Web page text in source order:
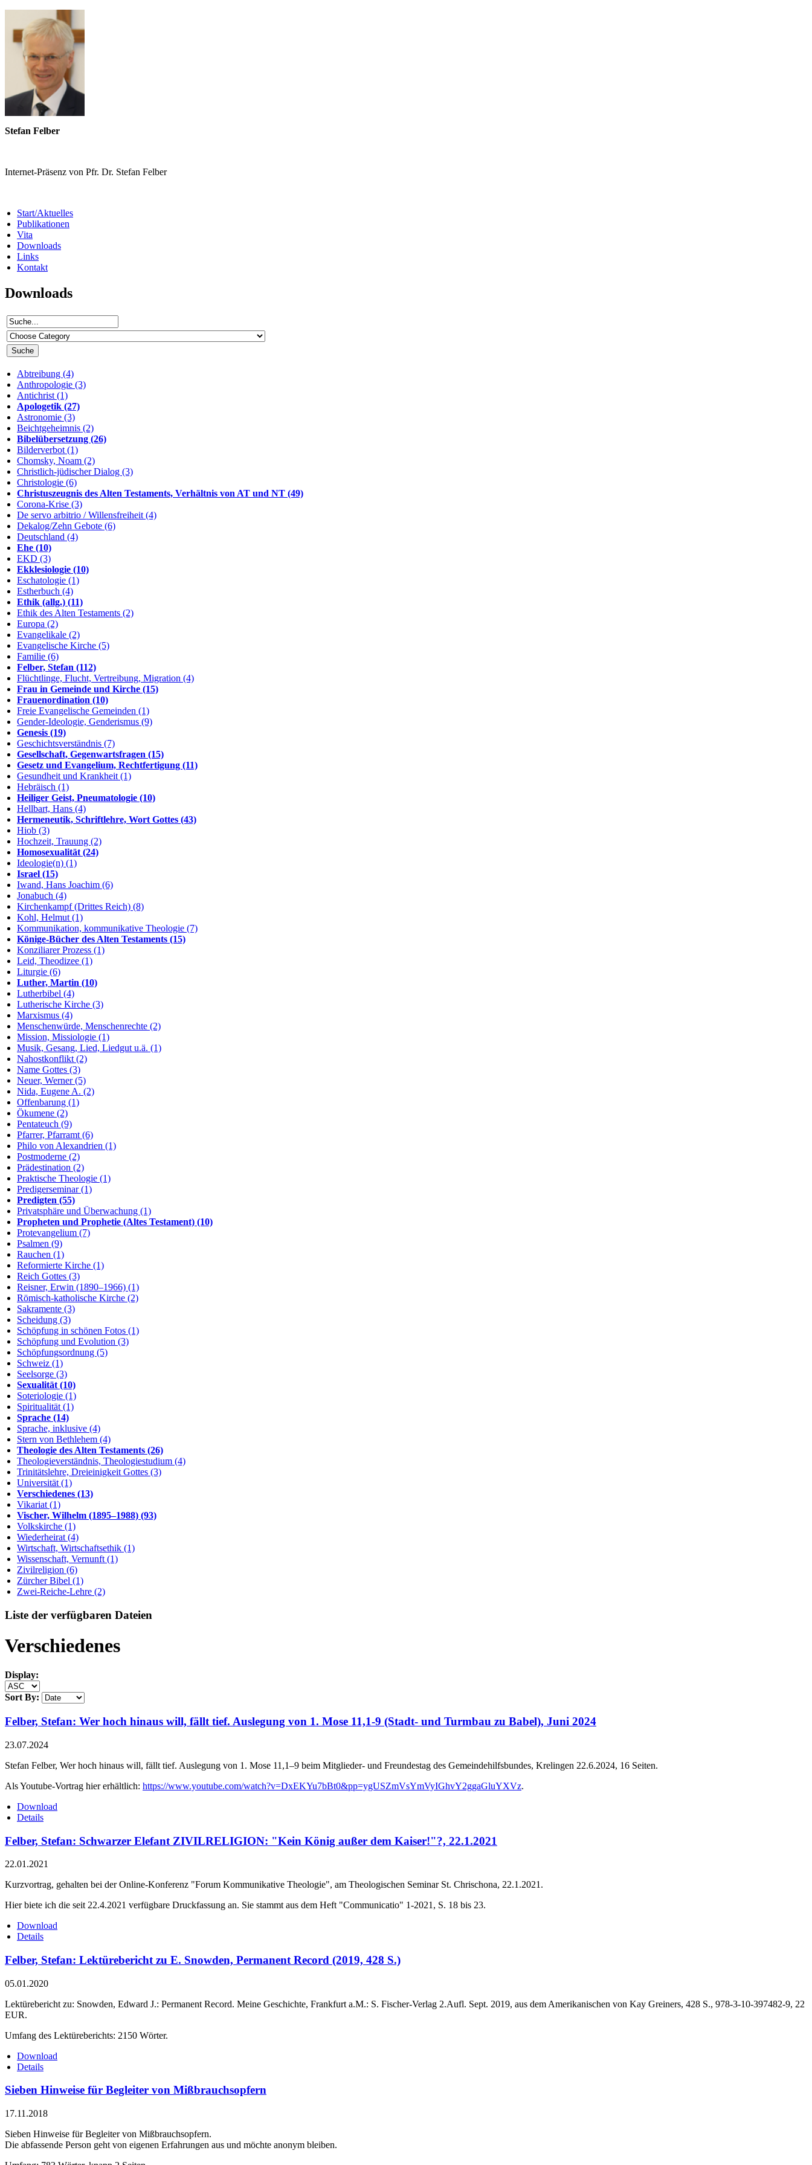
Stefan Felber
Internet-Präsenz von Pfr. Dr. Stefan Felber
Start/Aktuelles
Publikationen
Vita
Downloads
Links
Kontakt
Downloads
Abtreibung (4)
Anthropologie (3)
Antichrist (1)
Apologetik (27)
Astronomie (3)
Beichtgeheimnis (2)
Bibelübersetzung (26)
Bilderverbot (1)
Chomsky, Noam (2)
Christlich-jüdischer Dialog (3)
Christologie (6)
Christuszeugnis des Alten Testaments, Verhältnis von AT und NT (49)
Corona-Krise (3)
De servo arbitrio / Willensfreiheit (4)
Dekalog/Zehn Gebote (6)
Deutschland (4)
Ehe (10)
EKD (3)
Ekklesiologie (10)
Eschatologie (1)
Estherbuch (4)
Ethik (allg.) (11)
Ethik des Alten Testaments (2)
Europa (2)
Evangelikale (2)
Evangelische Kirche (5)
Familie (6)
Felber, Stefan (112)
Flüchtlinge, Flucht, Vertreibung, Migration (4)
Frau in Gemeinde und Kirche (15)
Frauenordination (10)
Freie Evangelische Gemeinden (1)
Gender-Ideologie, Genderismus (9)
Genesis (19)
Geschichtsverständnis (7)
Gesellschaft, Gegenwartsfragen (15)
Gesetz und Evangelium, Rechtfertigung (11)
Gesundheit und Krankheit (1)
Hebräisch (1)
Heiliger Geist, Pneumatologie (10)
Hellbart, Hans (4)
Hermeneutik, Schriftlehre, Wort Gottes (43)
Hiob (3)
Hochzeit, Trauung (2)
Homosexualität (24)
Ideologie(n) (1)
Israel (15)
Iwand, Hans Joachim (6)
Jonabuch (4)
Kirchenkampf (Drittes Reich) (8)
Kohl, Helmut (1)
Kommunikation, kommunikative Theologie (7)
Könige-Bücher des Alten Testaments (15)
Konziliarer Prozess (1)
Leid, Theodizee (1)
Liturgie (6)
Luther, Martin (10)
Lutherbibel (4)
Lutherische Kirche (3)
Marxismus (4)
Menschenwürde, Menschenrechte (2)
Mission, Missiologie (1)
Musik, Gesang, Lied, Liedgut u.ä. (1)
Nahostkonflikt (2)
Name Gottes (3)
Neuer, Werner (5)
Nida, Eugene A. (2)
Offenbarung (1)
Ökumene (2)
Pentateuch (9)
Pfarrer, Pfarramt (6)
Philo von Alexandrien (1)
Postmoderne (2)
Prädestination (2)
Praktische Theologie (1)
Predigerseminar (1)
Predigten (55)
Privatsphäre und Überwachung (1)
Propheten und Prophetie (Altes Testament) (10)
Protevangelium (7)
Psalmen (9)
Rauchen (1)
Reformierte Kirche (1)
Reich Gottes (3)
Reisner, Erwin (1890–1966) (1)
Römisch-katholische Kirche (2)
Sakramente (3)
Scheidung (3)
Schöpfung in schönen Fotos (1)
Schöpfung und Evolution (3)
Schöpfungsordnung (5)
Schweiz (1)
Seelsorge (3)
Sexualität (10)
Soteriologie (1)
Spiritualität (1)
Sprache (14)
Sprache, inklusive (4)
Stern von Bethlehem (4)
Theologie des Alten Testaments (26)
Theologieverständnis, Theologiestudium (4)
Trinitätslehre, Dreieinigkeit Gottes (3)
Universität (1)
Verschiedenes (13)
Vikariat (1)
Vischer, Wilhelm (1895–1988) (93)
Volkskirche (1)
Wiederheirat (4)
Wirtschaft, Wirtschaftsethik (1)
Wissenschaft, Vernunft (1)
Zivilreligion (6)
Zürcher Bibel (1)
Zwei-Reiche-Lehre (2)
Liste der verfügbaren Dateien
Verschiedenes
Display:
Sort By:
Felber, Stefan: Wer hoch hinaus will, fällt tief. Auslegung von 1. Mose 11,1-9 (Stadt- und Turmbau zu Babel), Juni 2024
23.07.2024
Stefan Felber, Wer hoch hinaus will, fällt tief. Auslegung von 1. Mose 11,1–9 beim Mitglieder- und Freundestag des Gemeindehilfsbundes, Krelingen 22.6.2024, 16 Seiten.
Als Youtube-Vortrag hier erhältlich: https://www.youtube.com/watch?v=DxEKYu7bBt0&pp=ygUSZmVsYmVyIGhvY2ggaGluYXVz.
Download
Details
Felber, Stefan: Schwarzer Elefant ZIVILRELIGION: "Kein König außer dem Kaiser!"?, 22.1.2021
22.01.2021
Kurzvortrag, gehalten bei der Online-Konferenz "Forum Kommunikative Theologie", am Theologischen Seminar St. Chrischona, 22.1.2021.
Hier biete ich die seit 22.4.2021 verfügbare Druckfassung an. Sie stammt aus dem Heft "Communicatio" 1-2021, S. 18 bis 23.
Download
Details
Felber, Stefan: Lektürebericht zu E. Snowden, Permanent Record (2019, 428 S.)
05.01.2020
Lektürebericht zu: Snowden, Edward J.: Permanent Record. Meine Geschichte, Frankfurt a.M.: S. Fischer-Verlag 2.Aufl. Sept. 2019, aus dem Amerikanischen von Kay Greiners, 428 S., 978-3-10-397482-9, 22
EUR.
Umfang des Lektüreberichts: 2150 Wörter.
Download
Details
Sieben Hinweise für Begleiter von Mißbrauchsopfern
17.11.2018
Sieben Hinweise für Begleiter von Mißbrauchsopfern.
Die abfassende Person geht von eigenen Erfahrungen aus und möchte anonym bleiben.